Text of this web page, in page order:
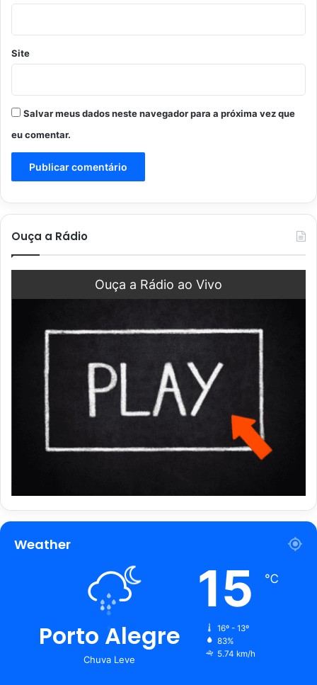
Site
Salvar meus dados neste navegador para a próxima vez que
eu comentar.
Ouça a Rádio
Ouça a Rádio ao Vivo
Weather
Porto Alegre
Chuva Leve
15 ℃
16º - 13º
83%
5.74 km/h